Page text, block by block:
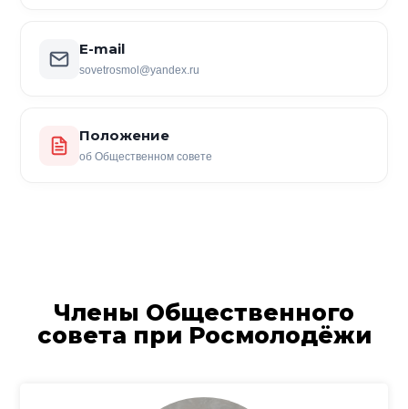
E-mail
sovetrosmol@yandex.ru
Положение
об Общественном совете
Члены Общественного
совета при Росмолодёжи